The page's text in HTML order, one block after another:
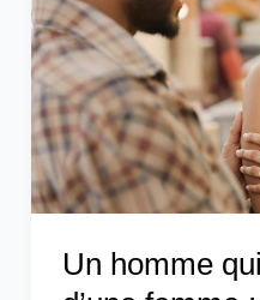
Un homme
touche
le
bras
d’une
femme
:
signification